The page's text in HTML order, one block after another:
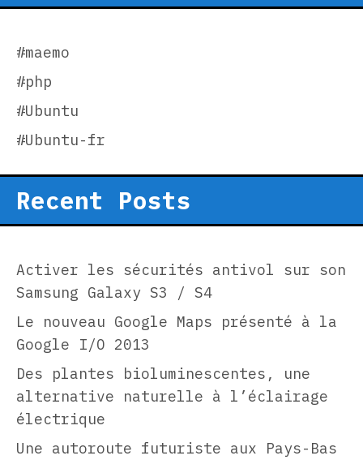
#maemo
#php
#Ubuntu
#Ubuntu-fr
Recent Posts
Activer les sécurités antivol sur son
Samsung Galaxy S3 / S4
Le nouveau Google Maps présenté à la
Google I/O 2013
Des plantes bioluminescentes, une
alternative naturelle à l’éclairage
électrique
Une autoroute futuriste aux Pays-Bas